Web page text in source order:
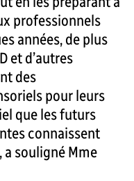
professionnels
années, de plus
et d’autres
des
pour leurs
que les futurs
connaissent
a souligné Mme